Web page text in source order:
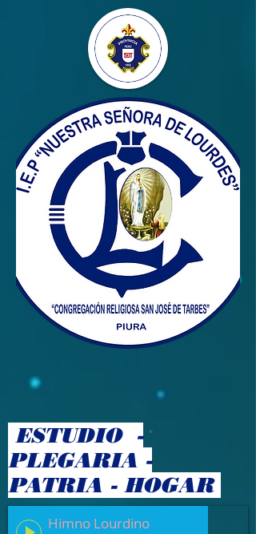
ESTUDIO -
PLEGARIA -
PATRIA - HOGAR
Himno Lourdino